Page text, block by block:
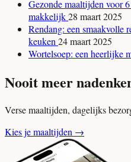
Gezonde maaltijden voor
makkelijk28 maart 2025
Rendang: een smaakvolle
keuken 24 maart 2025
Wortelsoep: een heerlijke
Nooit meer
Verse maaltijden, dagelijks
Kies je maaltijden →